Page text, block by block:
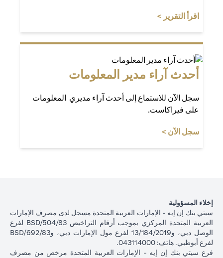
اقرأ التقرير >
أحدث آراء مدير المعلومات
سجل الآن للاستماع إلى أحدث آراء مديري المعلومات
على فيراكاست.
سجل الآن >
إخلاء المسؤولية
سيتي بنك إن إيه - الإمارات العربية المتحدة مسجل لدى مصرف الإمارات
العربية المتحدة المركزي بموجب أرقام التراخيص BSD/504/83 لفرع
الوصل دبي، و13/184/2019 لفرع مول الإمارات دبي، وBSD/692/83
لفرع أبوظبي. هاتف: 043114000.
فرع سيتي بنك إن إيه - الإمارات العربية المتحدة مرخص من مصرف